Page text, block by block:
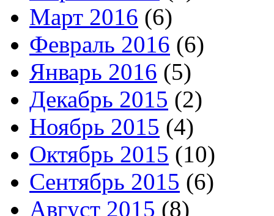
Март 2016 (6)
Февраль 2016 (6)
Январь 2016 (5)
Декабрь 2015 (2)
Ноябрь 2015 (4)
Октябрь 2015 (10)
Сентябрь 2015 (6)
Август 2015 (8)